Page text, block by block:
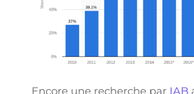
Encore une recherche par IAB